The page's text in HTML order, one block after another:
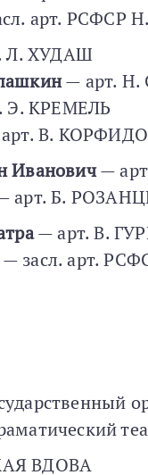
арт. РСФСР
Л. ХУДАШ
— арт.
Э. КРЕМЕЛЬ
В.
Иванович—
арт. Б.
— арт. В.
засл. арт.
ВДОВА